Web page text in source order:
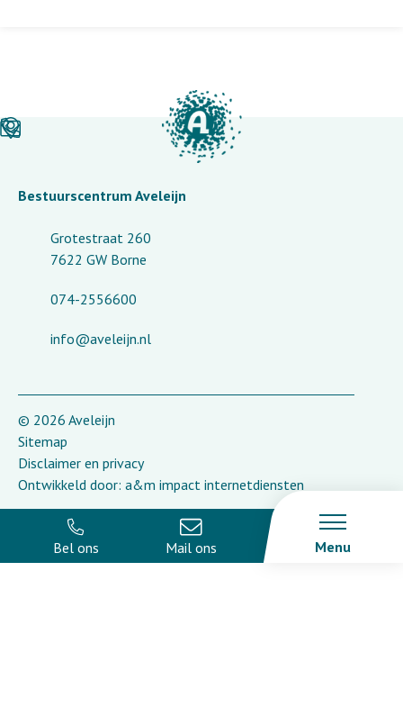
Bestuurscentrum Aveleijn
Grotestraat 260
7622 GW Borne
074-2556600
info@aveleijn.nl
© 2026 Aveleijn
Sitemap
Disclaimer en privacy
Ontwikkeld door: a&m impact internetdiensten
Bel ons Mail ons Menu